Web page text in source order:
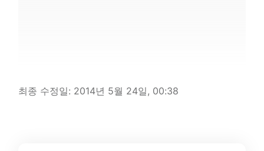
최종 수정일: 2014년 5월 24일, 00:38